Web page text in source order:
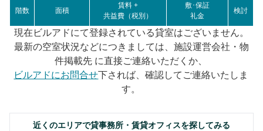
階数 面積
賃料 +
共益費（税別）
敷･保証
礼金
検討
現在ビルアドにて登録されている貸室はございません。
最新の空室状況などにつきましては、施設運営会社・物
件掲載先 に直接ご連絡いただくか、
ビルアドにお問合せ下されば、確認してご連絡いたしま
す。
近くのエリアで貸事務所・賃貸オフィスを探してみる